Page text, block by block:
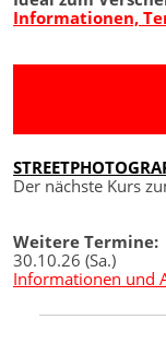
Informationen,
Der nächste Kurs
Weitere Termine:
30.10.26 (Sa.)
Informationen und